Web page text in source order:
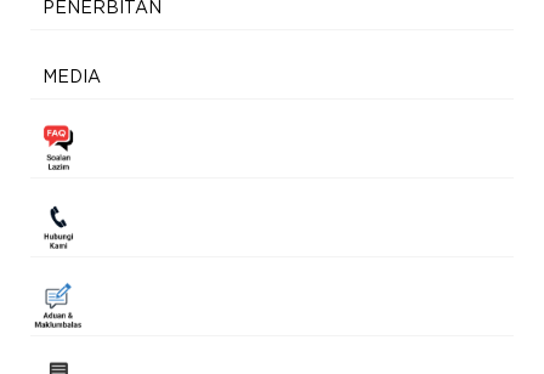
PENERBITAN
MEDIA